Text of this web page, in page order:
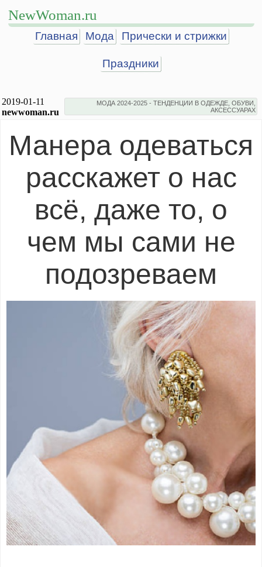
NewWoman.ru
Главная Мода Прически и стрижки
Праздники
2019-01-11
newwoman.ru
МОДА 2024-2025 - ТЕНДЕНЦИИ В ОДЕЖДЕ, ОБУВИ,
АКСЕССУАРАХ
Манера одеваться
расскажет о нас
всё, даже то, о
чем мы сами не
подозреваем